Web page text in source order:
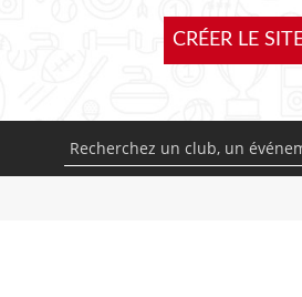
CRÉER LE